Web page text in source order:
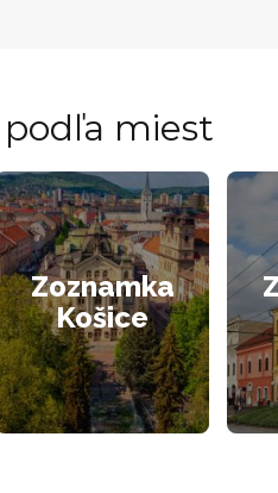
miest
Zoznamka
Košice